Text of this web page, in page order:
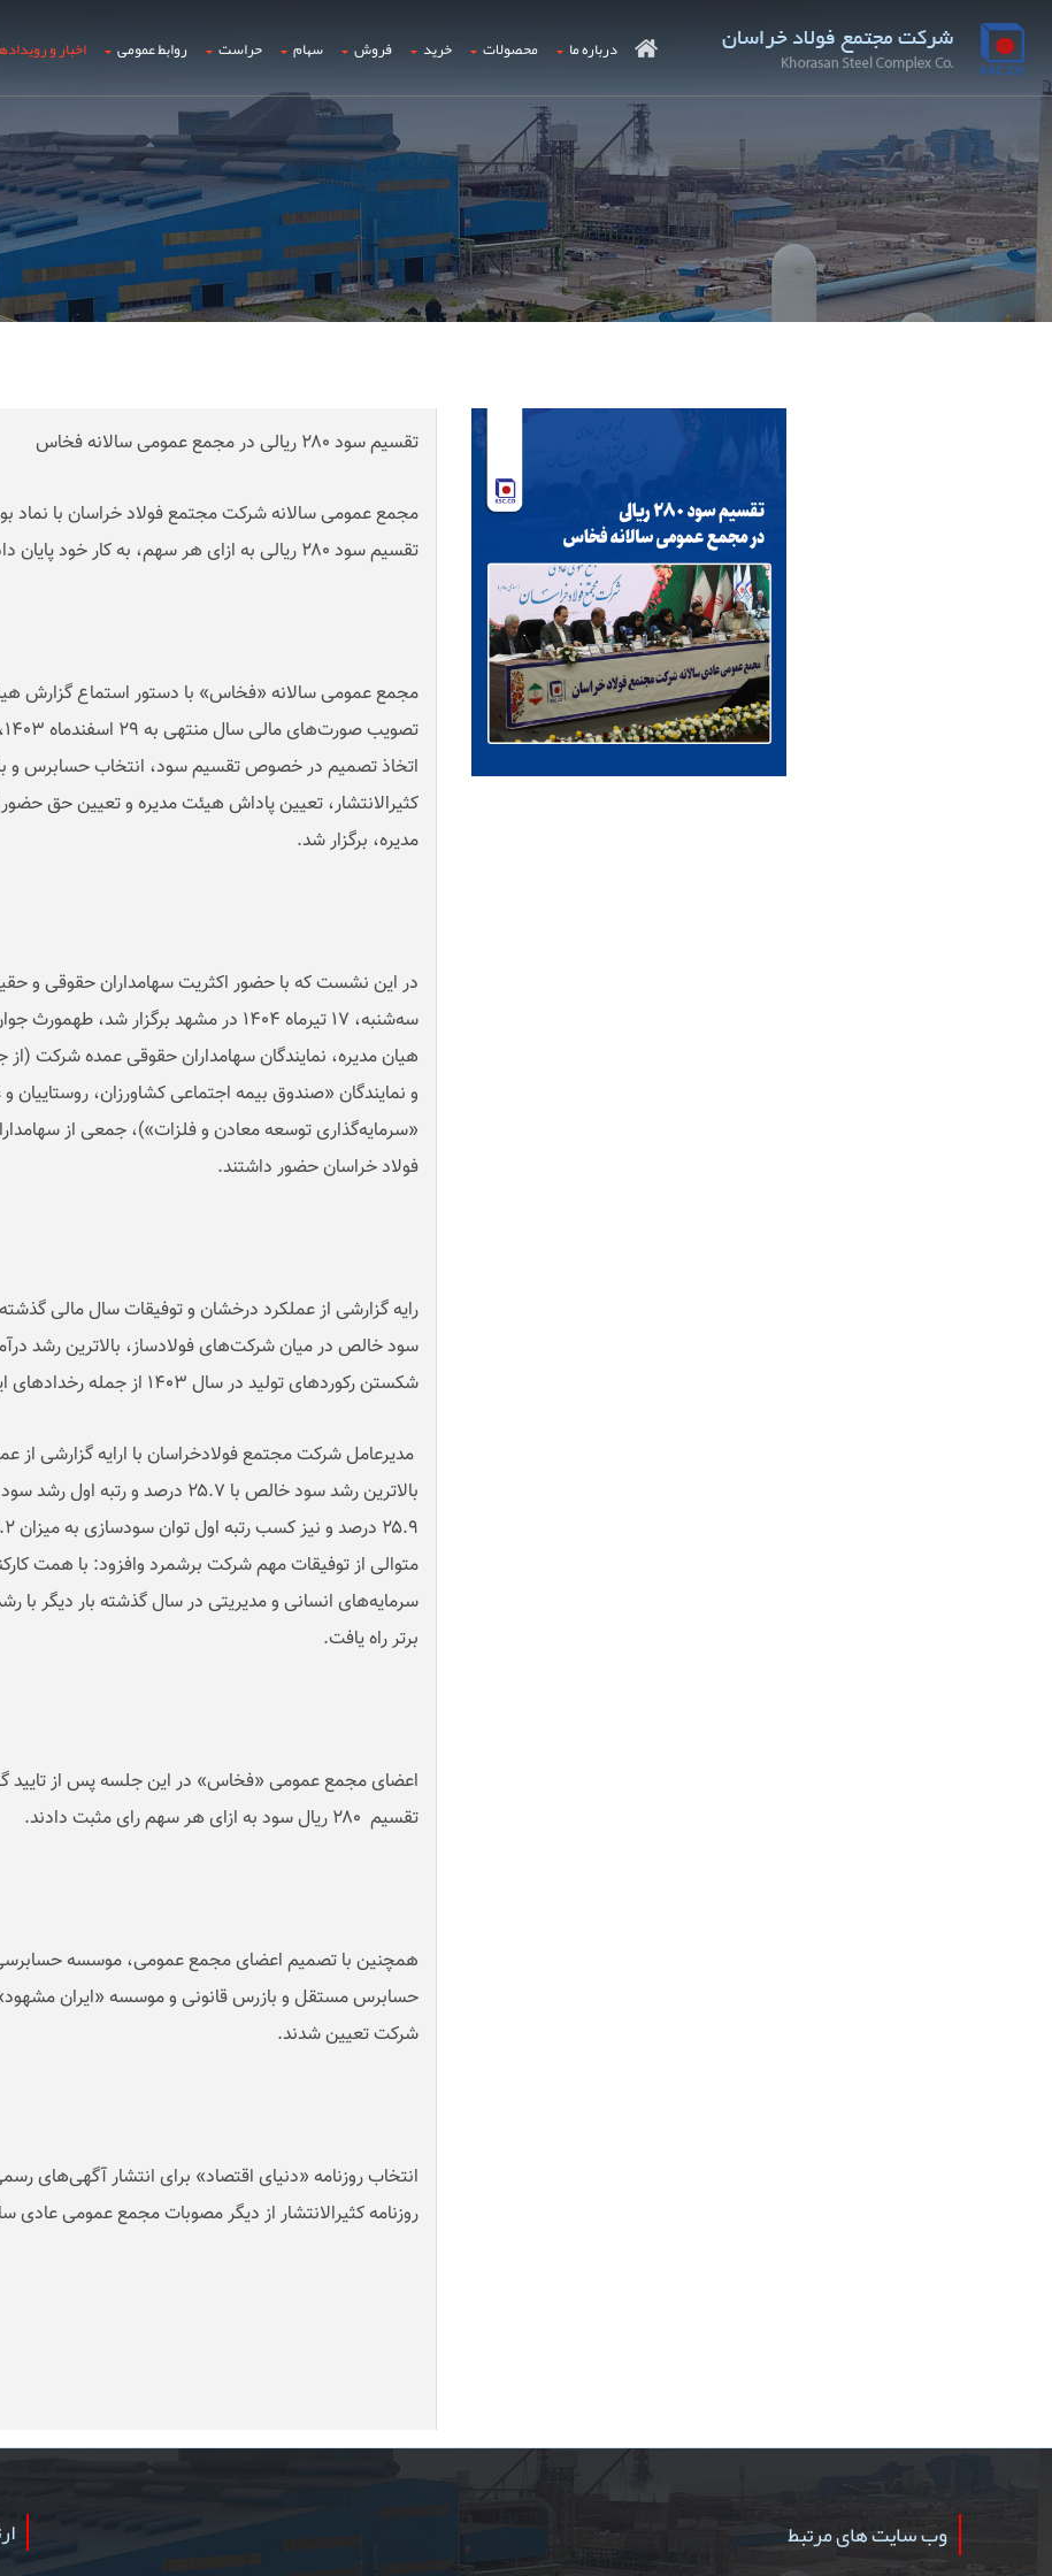
درباره ما محصولات خرید فروش سهام حراست روابط عمومی اخبار و
تقسیم سود ۲۸۰ ریالی در مجمع عمومی سالانه فخاس
مجمع عمومی سالانه شرکت مجتمع فولاد خراسان با
تقسیم سود ۲۸۰ ریالی به ازای هر سهم، به کار خود پایان داد
مجمع عمومی سالانه «فخاس» با دستور استماع گزارش
اتخاذ تصمیم در خصوص تقسیم سود، انتخاب حسابرس و
کثیرالانتشار، تعیین پاداش هیئت مدیره و تعیین حق
مدیره، برگزار شد.
سه‌شنبه، ۱۷ تیرماه ۱۴۰۴ در مشهد برگزار
هیان مدیره، نمایندگان سهامداران حقوقی عمده شرکت (از
و نمایندگان «صندوق بیمه اجتماعی کشاورزان،
«سرمایه‌گذاری توسعه معادن و فلزات»)، جمعی از
فولاد خراسان حضور داشتند.
رایه گزارشی از عملکرد درخشان و توفیقات سال مالی
سود خالص در میان شرکت‌های فولادساز، بالاترین رشد
شکستن رکوردهای تولید در سال ۱۴۰۳ از جمله رخدادهای این نشست بود
مدیرعامل شرکت مجتمع فولادخراسان با ارایه گزارشی از
بالاترین رشد سود خالص با ۲۵.۷ درصد و
متوالی از توفیقات مهم شرکت برشمرد و‌افزود: با همت
برتر راه یافت.
اعضای مجمع عمومی «فخاس» در این جلسه پس از تایید
تقسیم ۲۸۰ ریال سود به ازای هر سهم رای مثبت دادند
.
همچنین با تصمیم اعضای مجمع عمومی، موسسه
حسابرس مستقل و بازرس قانونی و موسسه «ایران
شرکت تعیین شدند.
انتخاب روزنامه‌ «دنیای اقتصاد» برای انتشار آگهی‌های
روزنامه کثیرالانتشار از دیگر مصوبات مجمع عمومی عادی
وب سایت های مرتبط